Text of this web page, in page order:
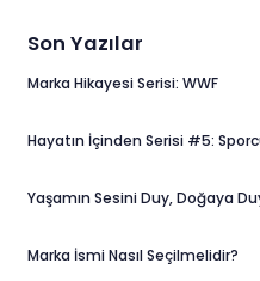
Son Yazılar
Marka Hikayesi Serisi: WWF
Hayatın İçinden Serisi #5:
Yaşamın Sesini Duy, Doğaya
Marka İsmi Nasıl Seçilmelidir?